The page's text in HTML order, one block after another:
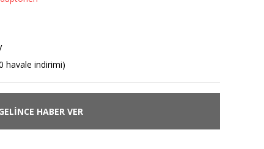
havale indirimi)
HABER VER